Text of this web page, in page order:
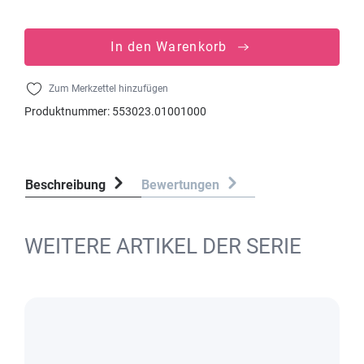
In den Warenkorb
Zum Merkzettel hinzufügen
Produktnummer: 553023.01001000
Beschreibung Bewertungen
WEITERE ARTIKEL DER SERIE